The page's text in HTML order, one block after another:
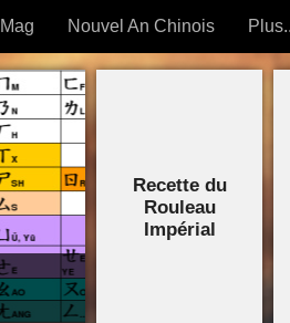
Nouvel An Chinois
Recette du
Rouleau
Impérial